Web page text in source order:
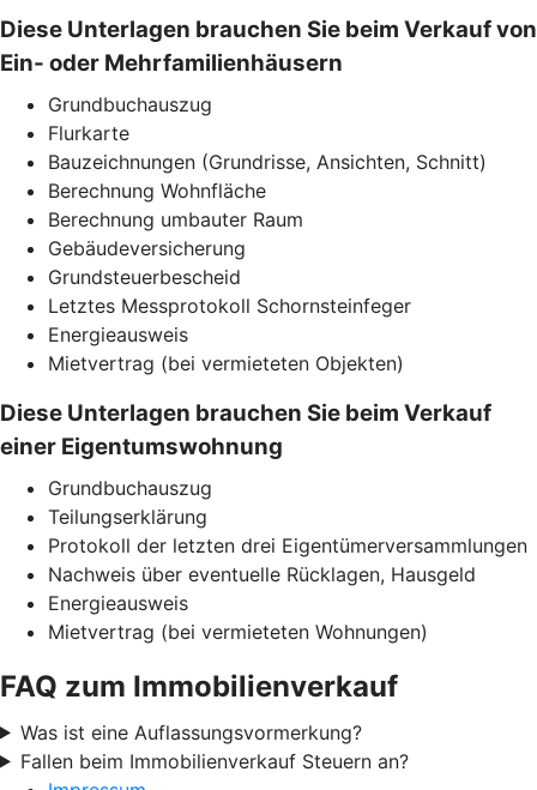
Diese Unterlagen brauchen Sie beim Verkauf von
Ein- oder Mehrfamilienhäusern
Grundbuchauszug
Flurkarte
Bauzeichnungen (Grundrisse, Ansichten, Schnitt)
Berechnung Wohnfläche
Berechnung umbauter Raum
Gebäudeversicherung
Grundsteuerbescheid
Letztes Messprotokoll Schornsteinfeger
Energieausweis
Mietvertrag (bei vermieteten Objekten)
Diese Unterlagen brauchen Sie beim Verkauf
einer Eigentumswohnung
Grundbuchauszug
Teilungserklärung
Protokoll der letzten drei Eigentümerversammlungen
Nachweis über eventuelle Rücklagen, Hausgeld
Energieausweis
Mietvertrag (bei vermieteten Wohnungen)
FAQ zum Immobilienverkauf
Was ist eine Auflassungsvormerkung?
Fallen beim Immobilienverkauf Steuern an?